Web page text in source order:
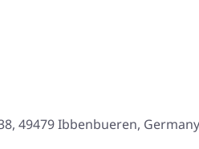
49479 Ibbenbueren,